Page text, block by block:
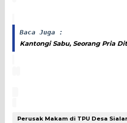
Baca Juga :
Kantongi Sabu, Seorang Pria
Perusak Makam di TPU Desa